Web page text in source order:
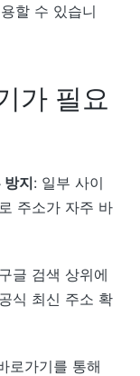
할 수 있습니
가 필요
지: 일부 사이
주소가 자주 바
글 검색 상위에
식 최신 주소 확
로가기를 통해